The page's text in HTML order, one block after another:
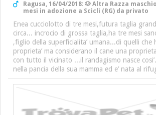
Ragusa, 16/04/2018: 🐶 Altra Razza
mesi in adozione a Scicli (RG) da privato
Enea cucciolotto di tre mesi,futura taglia
circa... incrocio di grossa taglia,ha tre mesi
,figlio della superficialita’ umana...di quelli che
proprieta’ ma considerano il cane una
con tutto il vicinato ...il randagismo nasce
nella pancia della sua mamma ed e’ nata al